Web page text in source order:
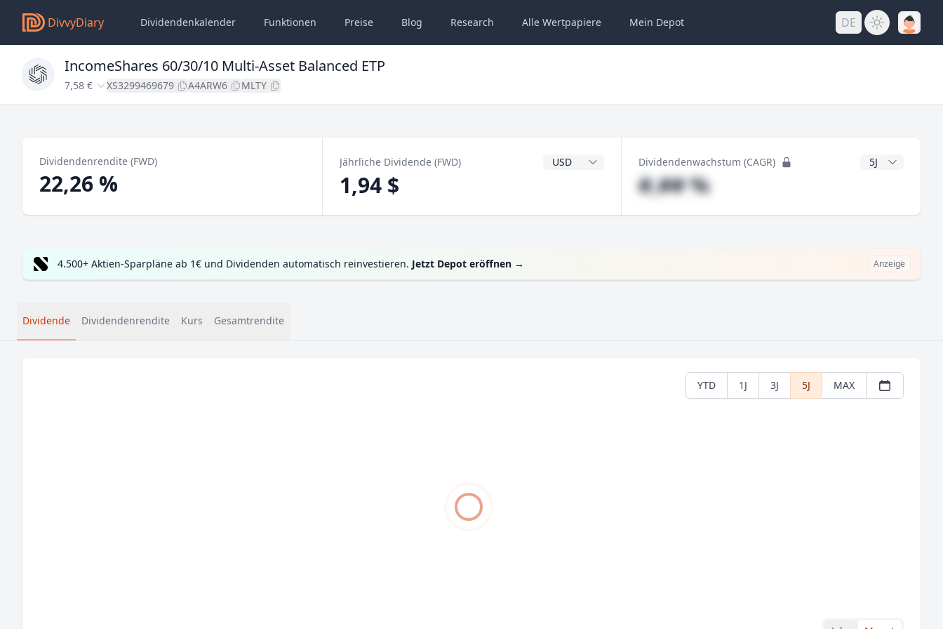
DivvyDiary Dividendenkalender Funktionen Preise Blog Research Alle Wertpapiere Mein Depot DE
IncomeShares 60/30/10 Multi-Asset Balanced ETP
7,58 € XS3299469679 A4ARW6 MLTY
Dividendenrendite (FWD)
22,26 %
Jährliche Dividende (FWD) Dividendenwährung
1,94 $
Dividendenwachstum (CAGR) CAGR Jahre
#,## %
4.500+ Aktien-Sparpläne ab 1€ und Dividenden automatisch reinvestieren. Jetzt Depot eröffnen → Anzeige
Dividende Dividendenrendite Kurs Gesamtrendite
YTD 1J 3J 5J MAX